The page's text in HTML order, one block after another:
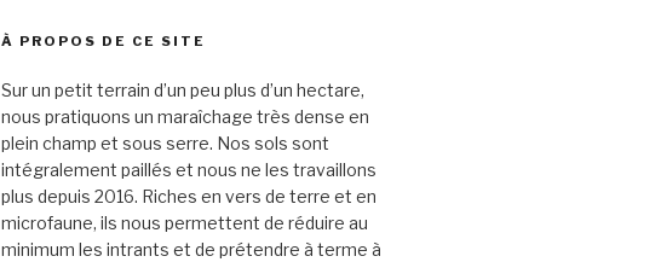
À PROPOS DE CE SITE
Sur un petit terrain d’un peu plus d’un hectare,
nous pratiquons un maraîchage très dense en
plein champ et sous serre. Nos sols sont
intégralement paillés et nous ne les travaillons
plus depuis 2016. Riches en vers de terre et en
microfaune, ils nous permettent de réduire au
minimum les intrants et de prétendre à terme à